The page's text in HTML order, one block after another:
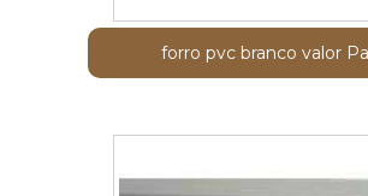
forro pvc branco valor